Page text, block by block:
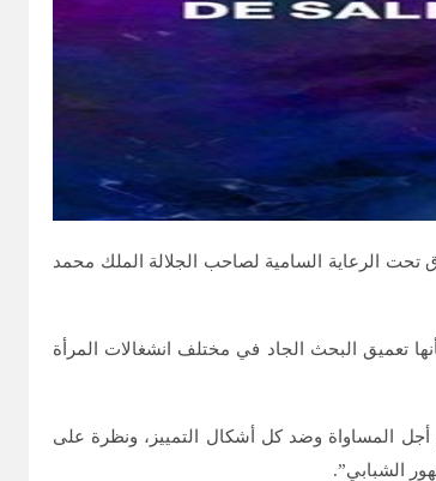
جمعية أبي رقراق تحت الرعاية السامية لصاحب الجلالة الملك محمد
تعميق البحث الجاد في مختلف انشغالات المرأة
أجل المساواة وضد كل أشكال التمييز، ونظرة على
الشبابي”.